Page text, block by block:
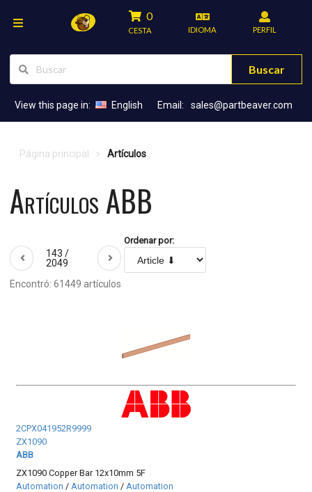
0
CESTA IDIOMA PERFIL
Buscar
View this page in: English Email: sales@partbeaver.com
Página principal Artículos
Artículos ABB
143 /
2049
Ordenar por:
Encontró: 61449 artículos
2CPX041952R9999
ZX1090
ABB
ZX1090 Copper Bar 12x10mm 5F
Automation / Automation / Automation